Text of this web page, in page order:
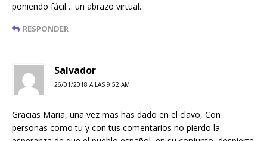
poniendo fácil… un abrazo virtual.
RESPONDER
Salvador
26/01/2018 A LAS 9:52 AM
Gracias Maria, una vez mas has dado en el clavo, Con
personas como tu y con tus comentarios no pierdo la